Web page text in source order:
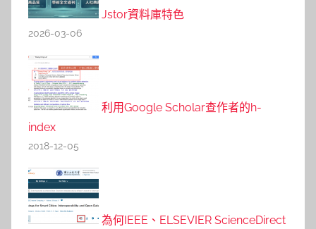
Jstor資料庫特色
2026-03-06
利用Google Scholar查作者的h-
index
2018-12-05
為何IEEE、ELSEVIER ScienceDirect